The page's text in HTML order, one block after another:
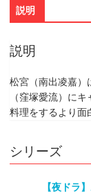
説明
説明
松宮（南出凌嘉）
（窪塚愛流）に
料理をするより面
シリーズ
【夜ド